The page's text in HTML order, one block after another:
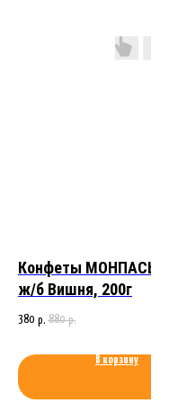
Конфеты МОНПАСЬЕ
ж/б Вишня, 200г
380 р. 880 р.
В корзину